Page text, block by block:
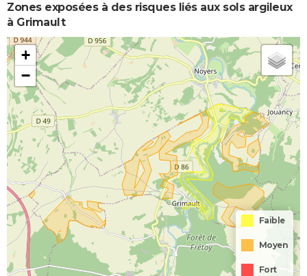
Zones exposées à des risques liés aux sols argileux
à Grimault
+
−
Faible
Moyen
Fort